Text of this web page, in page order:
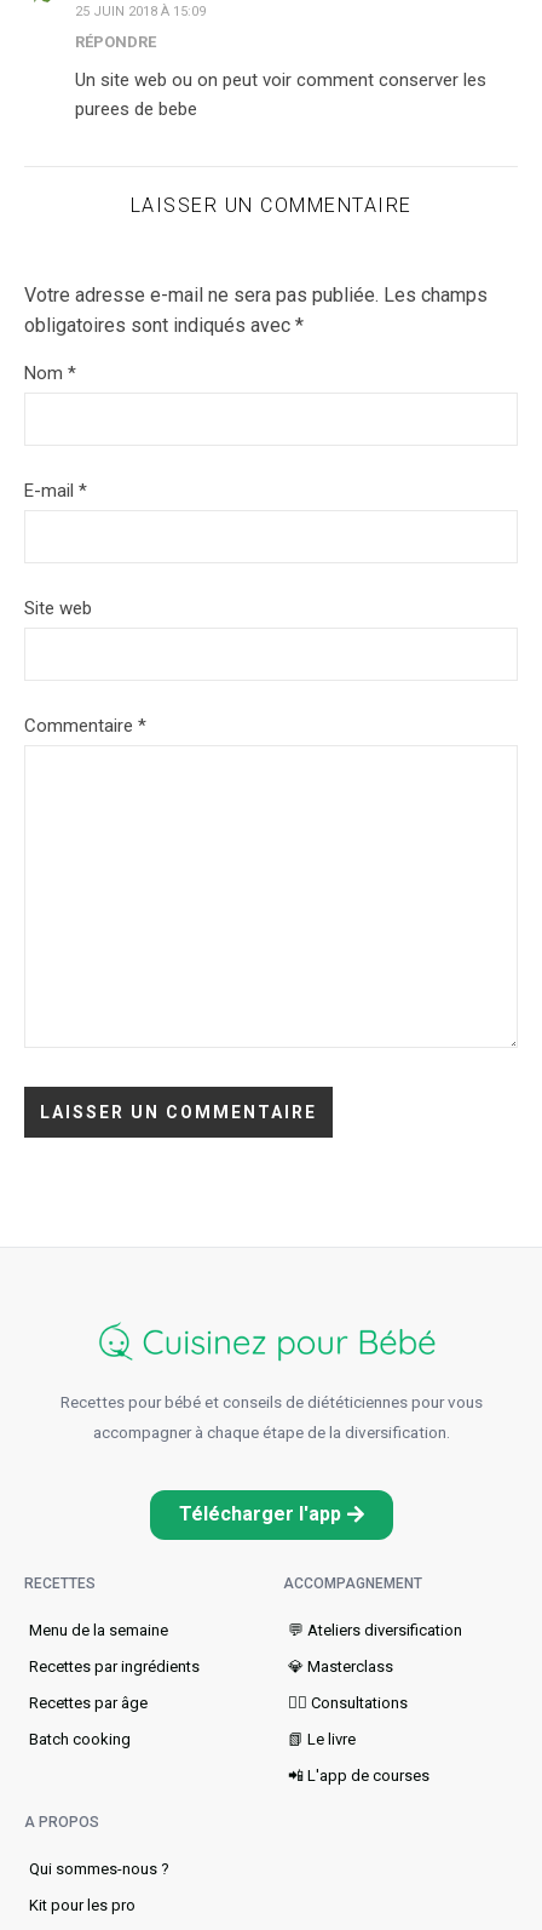
25 JUIN 2018 À 15:09
RÉPONDRE
Un site web ou on peut voir comment conserver les
purees de bebe
LAISSER UN COMMENTAIRE
Votre adresse e-mail ne sera pas publiée. Les champs
obligatoires sont indiqués avec *
Nom *
E-mail *
Site web
Commentaire *
Recettes pour bébé et conseils de diététiciennes pour vous
accompagner à chaque étape de la diversification.
Télécharger l'app
RECETTES
Menu de la semaine​
Recettes par ingrédients
Recettes par âge
Batch cooking
ACCOMPAGNEMENT
💬 Ateliers diversification
💎 Masterclass
👩‍⚕️ Consultations
📗 Le livre
📲 L'app de courses
A PROPOS
Qui sommes-nous ?
Kit pour les pro